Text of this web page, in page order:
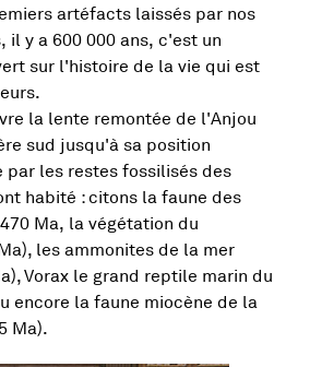
artéfacts laissés par nos
il y a 600 000 ans, c'est un
sur l'histoire de la vie qui est
la lente remontée de l'Anjou
sud jusqu'à sa position
les restes fossilisés des
habité : citons la faune des
Ma, la végétation du
les ammonites de la mer
Vorax le grand reptile marin du
encore la faune miocène de la
Ma).